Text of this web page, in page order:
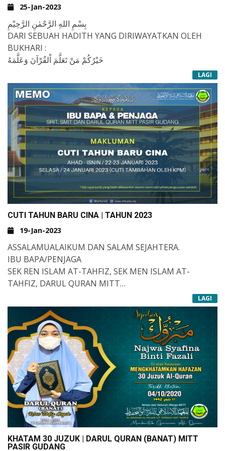
25-Jan-2023
بِسْمِ اللهِ الرَّحْمٰنِ الرَّحِيْمِ
DARI SEBUAH HADITH YANG DIRIWAYATKAN OLEH
BUKHARI :
خَيْرُكُمْ مَنْ تَعَلَّمَ اْلقُرْآنَ وَعَلَّمَهُ
"SEBAIK-BAIK ORANG DI ANTARA KAMU ADALAH
ORANG YANG BELAJAR AL QUR&RSQUO;AN DAN
MENGAJARKANNYA "
JUSTERU REBUTLAH PELUANG MEMPELAJARI DAN
MENGUASAI ILMU AL-QURAN DI MAAHAD AT-TAHFIZ
KG. MELAYU CHAMEK. PENDAFTARAN KINI TELAH
DIBUKA.
&NBSP;
&NBSP;
LAGI
CUTI TAHUN BARU CINA | TAHUN 2023
19-Jan-2023
ASSALAMUALAIKUM DAN SALAM SEJAHTERA.
IBU BAPA/PENJAGA
SEK REN ISLAM AT-TAHFIZ, SEK MEN ISLAM AT-
TAHFIZ, DARUL QURAN MITT
MAKLUMAN TARIKH BAGI :-
CUTI TAHUN BARU CINA : 22-23/1/23 (AHAD-ISNIN)
CUTI TAMBAHAN KPM : 24/1/23 (SELASA)
TARIKH BERSEKOLAH SEMULA : 25/1/23 (RABU)
MANFAATKAN CUTI BERSAMA KELUARGA. SELAMAT
BERCUTI DAN SENTIASA JAGA KESELAMATAN DIRI.
SIIRU ALA BARAKATILLAH.
LAGI
KHATAM 30 JUZUK | DARUL QURAN (BANAT) MITT
PASIR GUDANG